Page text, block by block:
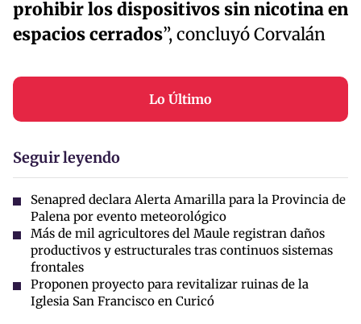
prohibir los dispositivos sin nicotina en
espacios cerrados”, concluyó Corvalán
Lo Último
Seguir leyendo
Senapred declara Alerta Amarilla para la Provincia de
Palena por evento meteorológico
Más de mil agricultores del Maule registran daños
productivos y estructurales tras continuos sistemas
frontales
Proponen proyecto para revitalizar ruinas de la
Iglesia San Francisco en Curicó